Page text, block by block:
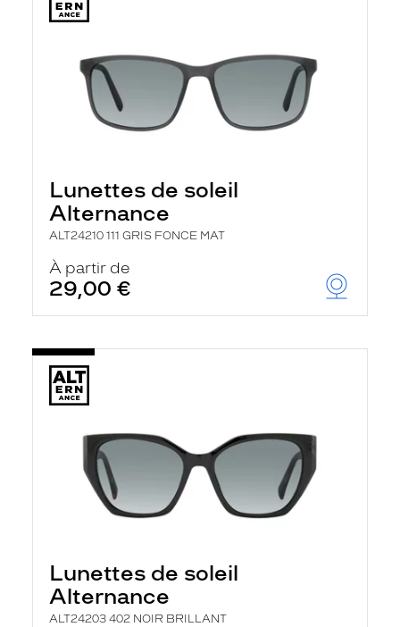
Lunettes de soleil
Alternance
ALT24210 111 GRIS FONCE MAT
À partir de
29,00 €
Lunettes de soleil
Alternance
ALT24203 402 NOIR BRILLANT